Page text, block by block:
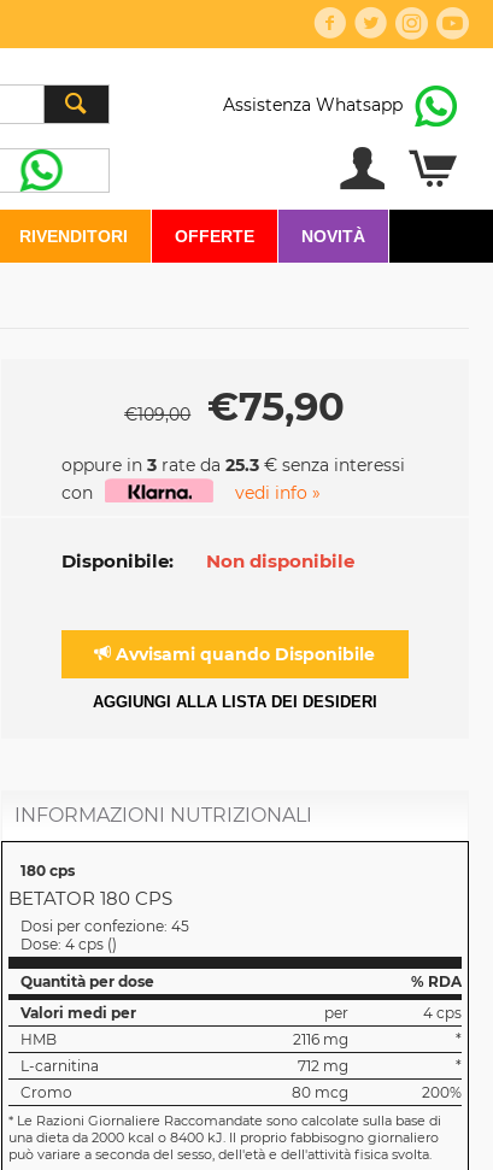
Assistenza Whatsapp
RIVENDITORI OFFERTE NOVITÀ
€109,00 €75,90
oppure in 3rate da 25.3€ senza interessi
con
vedi info »
Disponibile: Non disponibile
Avvisami quando Disponibile
AGGIUNGI ALLA LISTA DEI DESIDERI
INFORMAZIONI NUTRIZIONALI
180 cps
BETATOR 180 CPS
Dosi per confezione: 45
Dose: 4 cps()
Quantità per dose
% RDA
Valori medi per
per
4 cps
HMB
2116 mg
*
L-carnitina
712 mg
*
Cromo
80 mcg 200%
*Le Razioni Giornaliere Raccomandate sono calcolate sulla base di
una dieta da 2000 kcal o 8400 kJ. Il proprio fabbisogno giornaliero
può variare a seconda del sesso, dell'età e dell'attività fisica svolta.